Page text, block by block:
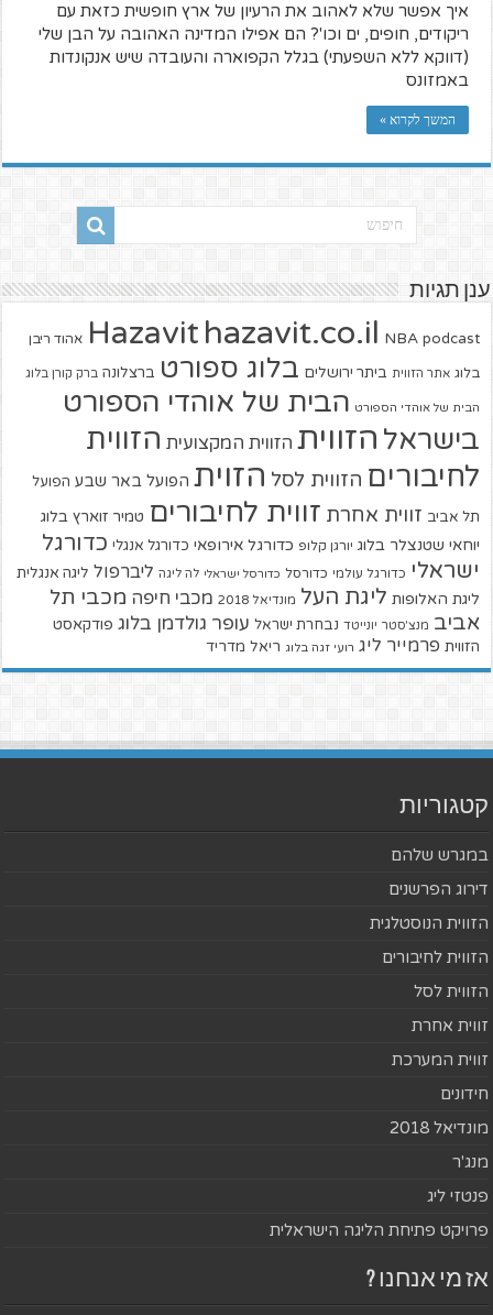
איך אפשר שלא לאהוב את הרעיון של ארץ חופשית כזאת עם
ריקודים, חופים, ים וכו'? הם אפילו המדינה האהובה על הבן שלי
(דווקא ללא השפעתי) בגלל הקפוארה והעובדה שיש אנקונדות
באמזונס
המשך לקרוא »
ענן תגיות
Hazavit hazavit.co.il NBA podcast אהוד ריבן
בלוג אתר הזווית ביתר ירושלים בלוג ספורט ברצלונה ברק קורן בלוג
הבית של אוהדי הספורט הבית של אוהדי הספורט
בישראל הזווית הזווית המקצועית הזווית
לחיבורים הזווית לסל הזוית הפועל באר שבע הפועל
תל אביב זווית אחרת זווית לחיבורים טמיר זוארץ בלוג
יוחאי שטנצלר בלוג יורגן קלופ כדורגל אירופאי כדורגל אנגלי כדורגל
ישראלי כדורגל עולמי כדורסל כדורסל ישראלי לה ליגה ליברפול ליגה אנגלית
ליגת האלופות ליגת העל מונדיאל 2018 מכבי חיפה מכבי תל
אביב מנצ'סטר יונייטד נבחרת ישראל עופר גולדמן בלוג פודקאסט
הזווית פרמייר ליג רועי זגה בלוג ריאל מדריד
קטגוריות
במגרש שלהם
דירוג הפרשנים
הזווית הנוסטלגית
הזווית לחיבורים
הזווית לסל
זווית אחרת
זווית המערכת
חידונים
מונדיאל 2018
מנג'ר
פנטזי ליג
פרויקט פתיחת הליגה הישראלית
אז מי אנחנו ?